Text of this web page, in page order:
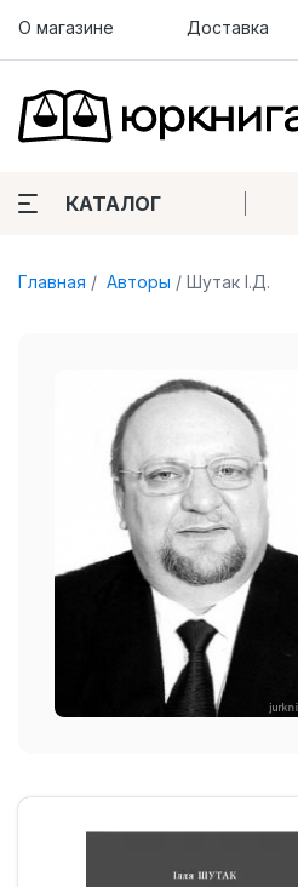
О магазине Доставка
КАТАЛОГ
Главная Авторы Шутак І.Д.